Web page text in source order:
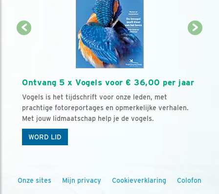
Ontvang 5 x Vogels voor € 36,00 per jaar
Vogels is het tijdschrift voor onze leden, met
prachtige fotoreportages en opmerkelijke verhalen.
Met jouw lidmaatschap help je de vogels.
WORD LID
Onze sites Mijn privacy Cookieverklaring Colofon